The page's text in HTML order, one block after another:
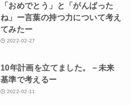
「おめでとう」と「がんばった
ね」ー言葉の持つ力について考え
てみたー
2022-02-27
10年計画を立てました。－未来
基準で考えるー
2022-02-11